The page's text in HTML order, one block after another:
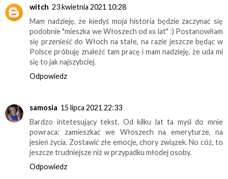
witch 23 kwietnia 2021 10:28
Mam nadzieję, że kiedyś moja historia będzie zaczynać się
podobnie "mieszka we Włoszech od xx lat" :) Postanowiłam
się przenieść do Włoch na stałe, na razie jeszcze będąc w
Polsce próbuję znaleźć tam pracę i mam nadzieję, że uda mi
się to jak najszybciej.
Odpowiedz
samosia 15 lipca 2021 22:33
Bardzo intetesujący tekst. Od kilku lat ta myśl do mnie
powraca: zamieszkać we Włoszech na emeryturze, na
jesień życia. Zostawić złe emocje, chory związek. No cóż, to
jeszcze trudniejsze niż w przypadku młodej osoby.
Odpowiedz